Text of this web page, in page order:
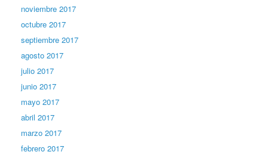
noviembre 2017
octubre 2017
septiembre 2017
agosto 2017
julio 2017
junio 2017
mayo 2017
abril 2017
marzo 2017
febrero 2017